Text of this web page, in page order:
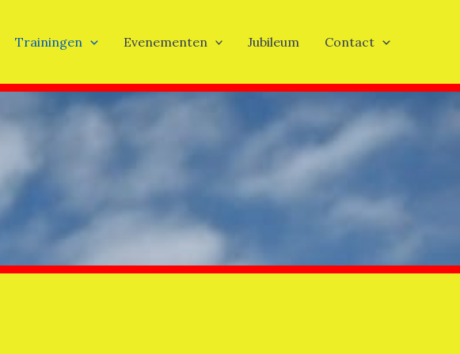
Trainingen Evenementen Jubileum Contact